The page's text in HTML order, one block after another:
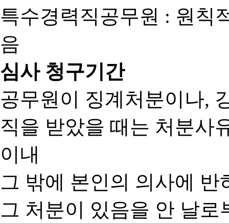
특수경력직공무원 : 원칙
음
심사 청구기간
공무원이 징계처분이나,
직을 받았을 때는 처분사
이내
그 밖에 본인의 의사에
그 처분이 있음을 안 날로